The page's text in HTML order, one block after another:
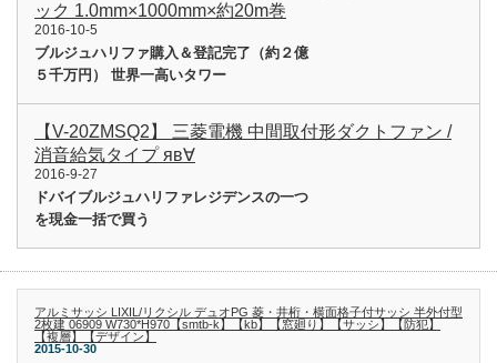
ック 1.0mm×1000mm×約20m巻
2016-10-5
ブルジュハリファ購入＆登記完了（約２億
５千万円） 世界一高いタワー
【V-20ZMSQ2】 三菱電機 中間取付形ダクトファン /
消音給気タイプ яв∀
2016-9-27
ドバイブルジュハリファレジデンスの一つ
を現金一括で買う
アルミサッシ LIXIL/リクシル デュオPG 菱・井桁・横面格子付サッシ 半外付型
2枚建 06909 W730*H970【smtb-k】【kb】【窓廻り】【サッシ】【防犯】
【複層】【デザイン】
2015-10-30